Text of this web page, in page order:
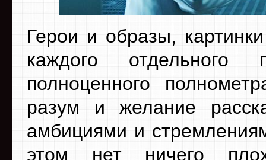
Герои и образы,
каждого отдельного
полноценного
разум и желание
амбициями и
этом нет ничего